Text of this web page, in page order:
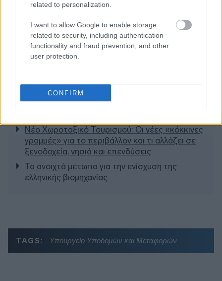
related to personalization.
I want to allow Google to enable storage
related to security, including authentication
functionality and fraud prevention, and other
user protection.
CONFIRM
Διαβάζονται αυτή τη στιγμή
Τράπεζες: Στα 55,5 εκατ. ευρώ ο λογαριασμός
Νέο Χωροταξικό Τουρισμού: Οι νέες «κόκκινες
γραμμές» για το περιβάλλον και τι αλλάζει σε
ξενοδοχεία, νησιά και επενδύσεις
Τα ανοιχτά μέτωπα για την ενίσχυση της
ελληνικής βιομηχανίας
TAGS: Υπουργείο Υποδομών και Μεταφορών